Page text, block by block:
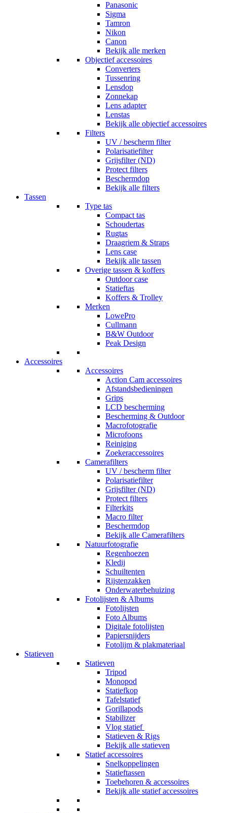
Panasonic
Sigma
Tamron
Nikon
Canon
Bekijk alle merken
Objectief accessoires
Converters
Tussenring
Lensdop
Zonnekap
Lens adapter
Lenstas
Bekijk alle objectief accessoires
Filters
UV / bescherm filter
Polarisatiefilter
Grijsfilter (ND)
Protect filters
Beschermdop
Bekijk alle filters
Tassen
Type tas
Compact tas
Schoudertas
Rugtas
Draagriem & Straps
Lens case
Bekijk alle tassen
Overige tassen & koffers
Outdoor case
Statieftas
Koffers & Trolley
Merken
LowePro
Cullmann
B&W Outdoor
Peak Design
Accessoires
Accessoires
Action Cam accessoires
Afstandsbedieningen
Grips
LCD bescherming
Bescherming & Outdoor
Macrofotografie
Microfoons
Reiniging
Zoekeraccessoires
Camerafilters
UV / bescherm filter
Polarisatiefilter
Grijsfilter (ND)
Protect filters
Filterkits
Macro filter
Beschermdop
Bekijk alle Camerafilters
Natuurfotografie
Regenhoezen
Kledij
Schuiltenten
Rijstenzakken
Onderwaterbehuizing
Fotolijsten & Albums
Fotolijsten
Foto Albums
Digitale fotolijsten
Papiersnijders
Fotolijm & plakmateriaal
Statieven
Statieven
Tripod
Monopod
Statiefkop
Tafelstatief
Gorillapods
Stabilizer
Vlog statief
Statieven & Rigs
Bekijk alle statieven
Statief accessoires
Snelkoppelingen
Statieftassen
Toebehoren & accessoires
Bekijk alle statief accessoires